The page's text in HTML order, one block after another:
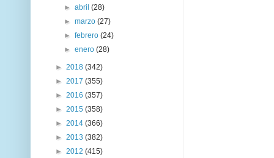
►abril(28)
►marzo(27)
►febrero(24)
►enero(28)
► 2018 (342)
► 2017 (355)
► 2016 (357)
► 2015 (358)
► 2014 (366)
► 2013 (382)
► 2012 (415)